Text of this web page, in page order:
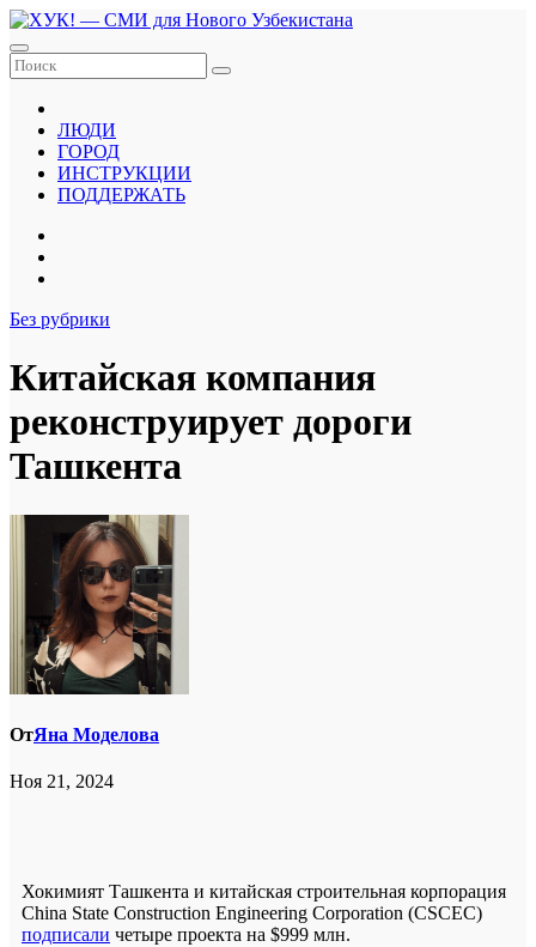
Перейти
к
содержанию
ЛЮДИ
ГОРОД
ИНСТРУКЦИИ
ПОДДЕРЖАТЬ
Без рубрики
Китайская компания
реконструирует дороги
Ташкента
ОтЯна Моделова
Ноя 21, 2024
Хокимият Ташкента и китайская строительная корпорация
China State Construction Engineering Corporation (CSCEC)
подписали четыре проекта на $999 млн.